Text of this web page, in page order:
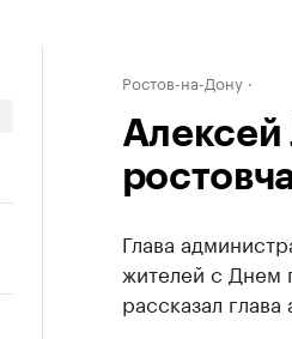
Ростов-на-Дону
Алексей
Глава
жителей с Днем
рассказал